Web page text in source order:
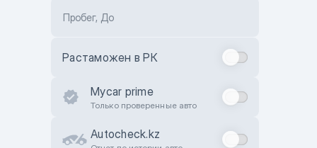
Пробег, До
Растаможен в РК
Mycar prime
Только проверенные авто
Autocheck.kz